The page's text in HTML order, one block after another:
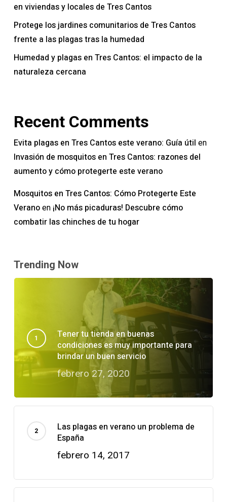
en viviendas y locales de Tres Cantos
Protege los jardines comunitarios de Tres Cantos
frente a las plagas tras la humedad
Humedad y plagas en Tres Cantos: el impacto de la
naturaleza cercana
Recent Comments
Evita plagas en Tres Cantos este verano: Guía útil en
Invasión de mosquitos en Tres Cantos: razones del
aumento y cómo protegerte este verano
Mosquitos en Tres Cantos: Cómo Protegerte Este
Veranoen ¡No más picaduras! Descubre cómo
combatir las chinches de tu hogar
Trending Now
Tener tu tienda en buenas
condiciones es muy importante para
brindar un buen servicio
febrero 27, 2020
Las plagas en verano un problema de
España
febrero 14, 2017